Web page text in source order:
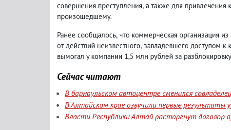
совершения преступления, а также для привлечения
произошедшему.
Ранее сообщалось, что коммерческая организация
от действий неизвестного, завладевшего доступом
вымогал у компании 1,5 млн рублей за
Сейчас читают
В барнаульском автоцентре сменился совладелец
В Алтайском крае озвучили первые результаты
Власти Республики Алтай расторгнут договор